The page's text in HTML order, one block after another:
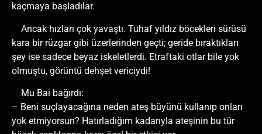
kaçmaya başladılar.
Ancak hızları çok yavaştı. Tuhaf yıldız böcekleri sürüsü
kara bir rüzgar gibi üzerlerinden geçti; geride bıraktıkları
şey ise sadece beyaz iskeletlerdi. Etraftaki otlar bile yok
olmuştu, görüntü dehşet vericiydi!
Mu Bai bağırdı:
– Beni suçlayacağına neden ateş büyünü kullanıp onları
yok etmiyorsun? Hatırladığım kadarıyla ateşinin bu tür